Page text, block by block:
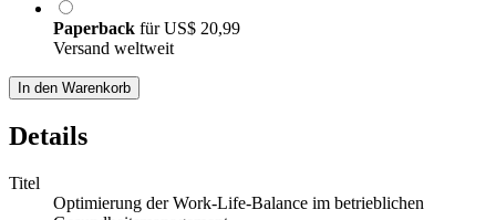
Paperback fürUS$ 20,99
Versand weltweit
In den Warenkorb
Details
Titel
Optimierung der Work-Life-Balance im betrieblichen